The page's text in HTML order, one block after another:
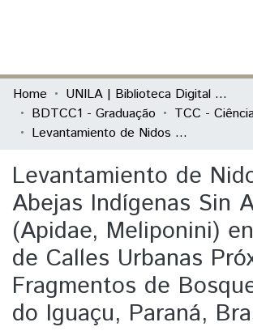
Communities & Collections
All of DSpace
Home
UNILA | Biblioteca Digital de Trabalhos de Conclusão de Curso
BDTCC1 - Graduação
Levantamiento de Nidos de Abejas Indígenas Sin Aguijón (Apidae, Meliponini) en Árboles de Calles Urbanas Próximas a Fragmentos de Bosque en Foz do Iguaçu, Paraná, Brasil
Levantamiento de
Abejas Indígenas Sin
(Apidae, Meliponini)
de Calles Urbanas
Fragmentos de
do Iguaçu, Paraná,